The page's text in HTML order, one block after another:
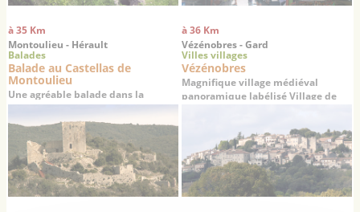
à 35 Km
Montoulieu - Hérault
Balades
Balade au Castellas de
Montoulieu
Une agréable balade dans la
garrigue à la découverte des ruines
d’un château médiéval du 12ème
à 36 Km
Vézénobres - Gard
Villes villages
Vézénobres
Magnifique village médiéval
panoramique labélisé Village de